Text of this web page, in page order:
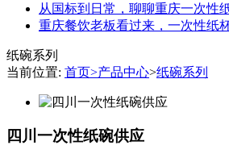
从国标到日常，聊聊重庆一次性
重庆餐饮老板看过来，一次性纸
纸碗系列
当前位置: 首页>产品中心>纸碗系列
四川一次性纸碗供应